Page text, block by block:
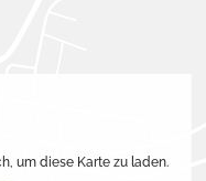
um diese Karte zu laden.